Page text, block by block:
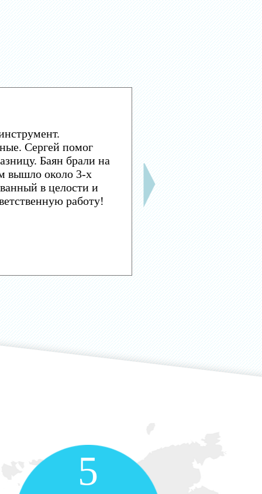
Сергей помог
Баян брали на
вышло около 3-х
в целости и
работу!
5